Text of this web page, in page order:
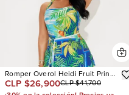
Romper Overol Heidi Fruit Print
Halter
CLP $26,900CLP $41,700